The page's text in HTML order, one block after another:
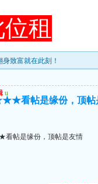
租
致富就在此刻！
u
帖是缘份，顶帖
是缘份，顶帖是友情